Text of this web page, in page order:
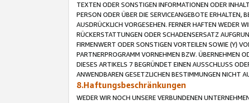
TEXTEN ODER SONSTIGEN INFORMATIONEN ODER
PERSON ODER ÜBER DIE SERVICEANGEBOTE ERHALTEN,
AUSDRÜCKLICH VORGESEHEN. FERNER HAFTEN WEDER
RÜCKERSTATTUNGEN ODER SCHADENSERSATZ
FIRMENWERT ODER SONSTIGEN VORTEILEN SOWIE (Y)
PARTNERPROGRAMM VORNEHMEN BZW. ÜBERNEHMEN
DIESES ARTIKELS 7 BEGRÜNDET EINEN AUSSCHLUSS
ANWENDBAREN GESETZLICHEN BESTIMMUNGEN NICHT
8.Haftungsbeschränkungen
WEDER WIR NOCH UNSERE VERBUNDENEN